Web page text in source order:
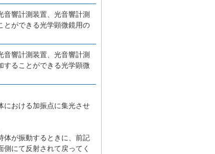
響計測装置、光音響計測
とができる光学顕微鏡用の
響計測装置、光音響計測
することができる光学顕微
における加振点に集光させ
体が振動するときに、前記
にて反射されて戻ってく